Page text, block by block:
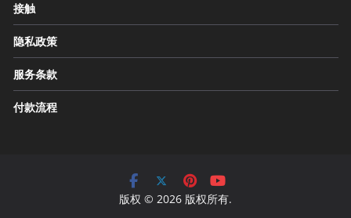
接触
隐私政策
服务条款
付款流程
版权 © 2026 版权所有.